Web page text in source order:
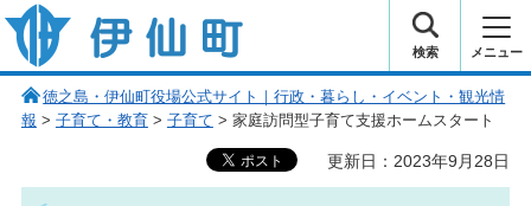
伊仙町 健康・長寿と子宝の町
検索 メニュー
徳之島・伊仙町役場公式サイト｜行政・暮らし・イベント・観光情
報 > 子育て・教育> 子育て > 家庭訪問型子育て支援ホームスタート
更新日：2023年9月28日